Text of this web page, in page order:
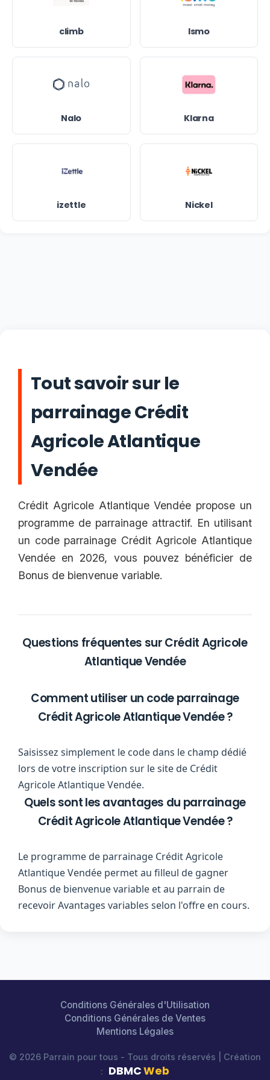
climb Ismo
Nalo Klarna
izettle Nickel
Tout savoir sur le
parrainage Crédit
Agricole Atlantique
Vendée
Crédit Agricole Atlantique Vendée propose un
programme de parrainage attractif. En utilisant
un code parrainage Crédit Agricole Atlantique
Vendée en 2026, vous pouvez bénéficier de
Bonus de bienvenue variable.
Questions fréquentes sur Crédit Agricole
Atlantique Vendée
Comment utiliser un code parrainage
Crédit Agricole Atlantique Vendée ?
Saisissez simplement le code dans le champ dédié
lors de votre inscription sur le site de Crédit
Agricole Atlantique Vendée.
Quels sont les avantages du parrainage
Crédit Agricole Atlantique Vendée ?
Le programme de parrainage Crédit Agricole
Atlantique Vendée permet au filleul de gagner
Bonus de bienvenue variable et au parrain de
recevoir Avantages variables selon l'offre en cours.
Conditions Générales d'Utilisation
Conditions Générales de Ventes
Mentions Légales
© 2026 Parrain pour tous - Tous droits réservés | Création
:
DBMCWeb